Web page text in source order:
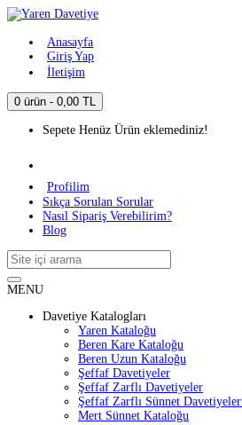
Anasayfa
Giriş Yap
İletişim
0 ürün - 0,00 TL
Sepete Henüz Ürün eklemediniz!
Profilim
Sıkça Sorulan Sorular
Nasıl Sipariş Verebilirim?
Blog
MENU
Davetiye Katalogları
Yaren Kataloğu
Beren Kare Kataloğu
Beren Uzun Kataloğu
Şeffaf Davetiyeler
Şeffaf Zarflı Davetiyeler
Şeffaf Zarflı Sünnet
Mert Sünnet Kataloğu